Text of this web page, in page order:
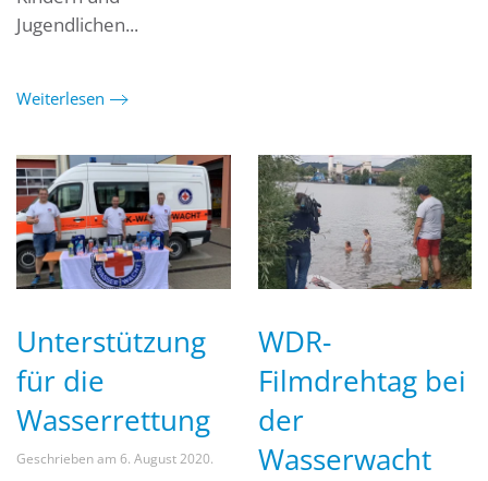
Jugendlichen...
Weiterlesen
Unterstützung
für die
Wasserrettung
Geschrieben am 6. August 2020.
WDR-
Filmdrehtag bei
der
Wasserwacht